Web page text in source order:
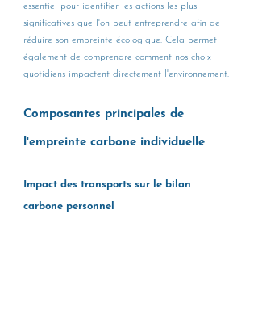
essentiel pour identifier les actions les plus
significatives que l'on peut entreprendre afin de
réduire son empreinte écologique. Cela permet
également de comprendre comment nos choix
quotidiens impactent directement l'environnement.
Composantes principales de
l'empreinte carbone individuelle
Impact des transports sur le bilan
carbone personnel